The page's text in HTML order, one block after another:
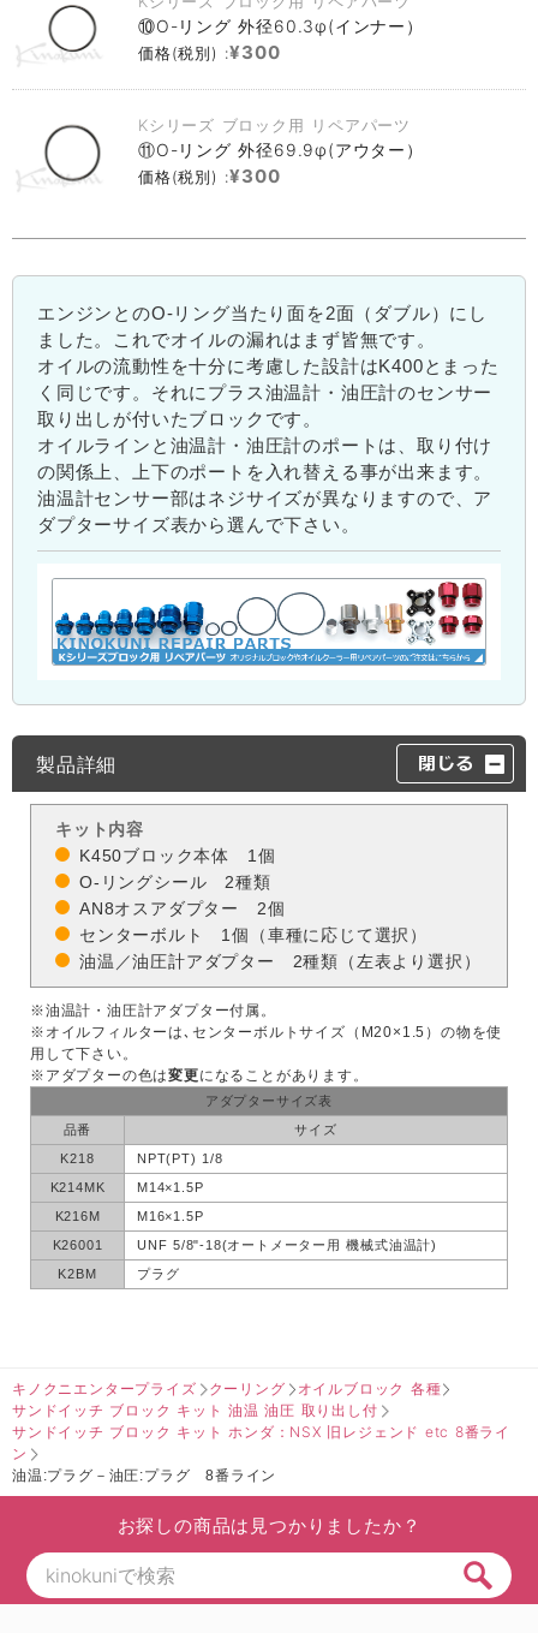
⑩O-リング 外径60.3φ(インナー）
価格(税別) :¥300
Kシリーズ ブロック用 リペアパーツ
⑪O-リング 外径69.9φ(アウター）
価格(税別) :¥300
エンジンとのO-リング当たり面を2面（ダブル）にし
ました。これでオイルの漏れはまず皆無です。
オイルの流動性を十分に考慮した設計はK400とまった
く同じです。それにプラス油温計・油圧計のセンサー
取り出しが付いたブロックです。
オイルラインと油温計・油圧計のポートは、取り付け
の関係上、上下のポートを入れ替える事が出来ます。
油温計センサー部はネジサイズが異なりますので、ア
ダプターサイズ表から選んで下さい。
製品詳細
キット内容
K450ブロック本体 1個
O-リングシール 2種類
AN8オスアダプター 2個
センターボルト 1個（車種に応じて選択）
油温／油圧計アダプター 2種類（左表より選択）
※油温計・油圧計アダプター付属。
※オイルフィルターは､センターボルトサイズ（M20×1.5）の物を使
用して下さい。
※アダプターの色は変更になることがあります。
アダプターサイズ表
品番
サイズ
K218
NPT(PT) 1/8
K214MK
M14×1.5P
K216M
M16×1.5P
K26001
UNF 5/8"-18(オートメーター用 機械式油温計)
K2BM
プラグ
キノクニエンタープライズ クーリング
オイルブロック 各種
サンドイッチ ブロック キット 油温 油圧 取り出し付
サンドイッチ ブロック キット ホンダ：NSX 旧レジェンド etc 8番ライ
ン
油温:プラグ－油圧:プラグ 8番ライン
お探しの商品は見つかりましたか？